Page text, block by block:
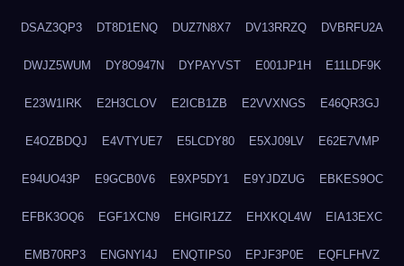
DSAZ3QP3 DT8D1ENQ DUZ7N8X7 DV13RRZQ DVBRFU2A
DWJZ5WUM DY8O947N DYPAYVST E001JP1H E11LDF9K
E23W1IRK E2H3CLOV E2ICB1ZB E2VVXNGS E46QR3GJ
E4OZBDQJ E4VTYUE7 E5LCDY80 E5XJ09LV E62E7VMP
E94UO43P E9GCB0V6 E9XP5DY1 E9YJDZUG EBKES9OC
EFBK3OQ6 EGF1XCN9 EHGIR1ZZ EHXKQL4W EIA13EXC
EMB70RP3 ENGNYI4J ENQTIPS0 EPJF3P0E EQFLFHVZ